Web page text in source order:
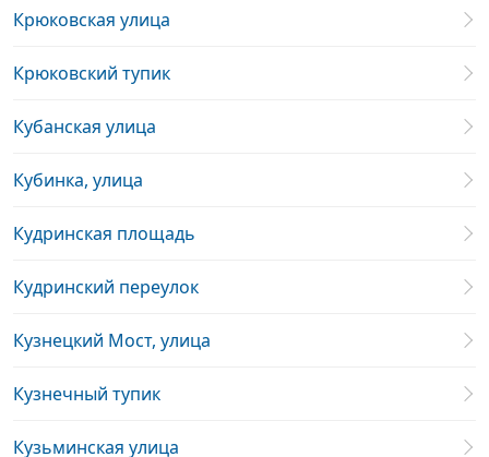
Крюковская улица
Крюковский тупик
Кубанская улица
Кубинка, улица
Кудринская площадь
Кудринский переулок
Кузнецкий Мост, улица
Кузнечный тупик
Кузьминская улица